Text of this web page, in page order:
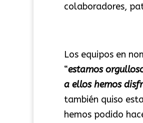
colaboradores,
Los equipos en
“estamos
a ellos hemos
también quiso
hemos podido